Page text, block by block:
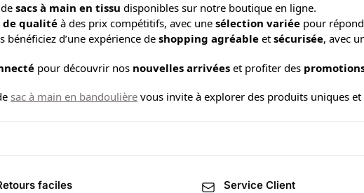
desacs à main en tissu disponibles sur notre boutique en ligne.
qualité à des prix compétitifs, avec unesélection variée pour
bénéficiez d’une expérience deshopping agréable etsécurisée, avec
pour découvrir nos nouvelles arrivées et profiter des
sac à main en bandoulière vous invite à explorer des produits uniques
faciles
Service Client